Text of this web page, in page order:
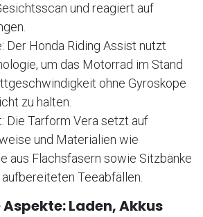
und reagiert auf
Der Honda Riding Assist nutzt
um das Motorrad im Stand
ohne Gyroskope
zu halten.
Die Tarform Vera setzt auf
und Materialien wie
aus Flachsfasern sowie Sitzbänke
Teeabfällen.
Laden, Akkus